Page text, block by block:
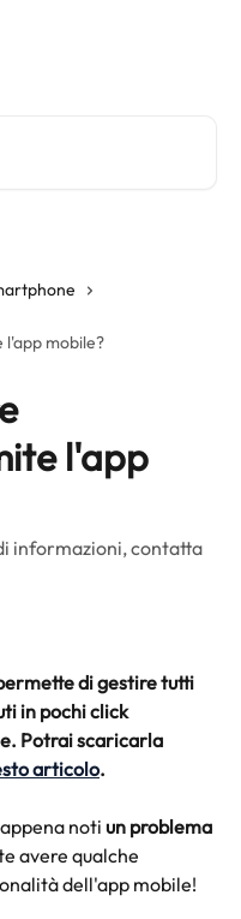
mobile?
l'app
informazioni, contatta
di gestire tutti
in pochi click
Potrai scaricarla
articolo.
noti un problema
avere qualche
dell'app mobile!